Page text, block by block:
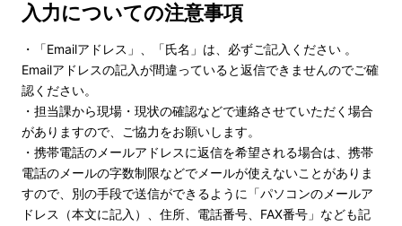
入力についての注意事項
・「Emailアドレス」、「氏名」は、必ずご記入ください 。
Emailアドレスの記入が間違っていると返信できませんのでご確
認ください。
・担当課から現場・現状の確認などで連絡させていただく場合
がありますので、ご協力をお願いします。
・携帯電話のメールアドレスに返信を希望される場合は、携帯
電話のメールの字数制限などでメールが使えないことがありま
すので、別の手段で送信ができるように「パソコンのメールア
ドレス（本文に記入）、住所、電話番号、FAX番号」なども記